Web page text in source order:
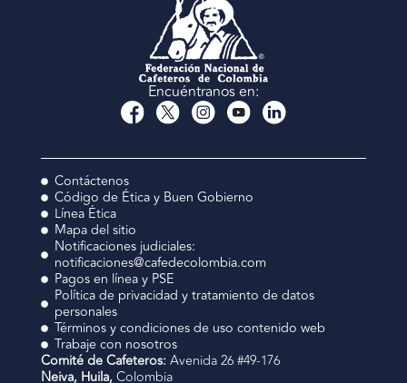
Encuéntranos en:
Contáctenos
Código de Ética y Buen Gobierno
Línea Ética
Mapa del sitio
Notificaciones judiciales:
notificaciones@cafedecolombia.com
Pagos en línea y PSE
Política de privacidad y tratamiento de datos
personales
Términos y condiciones de uso contenido web
Trabaje con nosotros
Comité de Cafeteros: Avenida 26 #49-176
Neiva, Huila,Colombia